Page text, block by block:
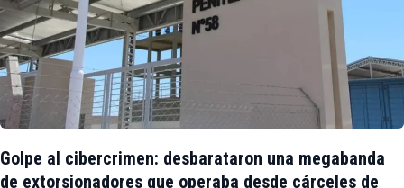
Golpe al cibercrimen: desbarataron una megabanda
de extorsionadores que operaba desde cárceles de